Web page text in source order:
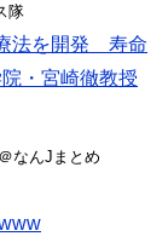
隊
法を開発 寿命
・宮崎徹教授
なんJまとめ